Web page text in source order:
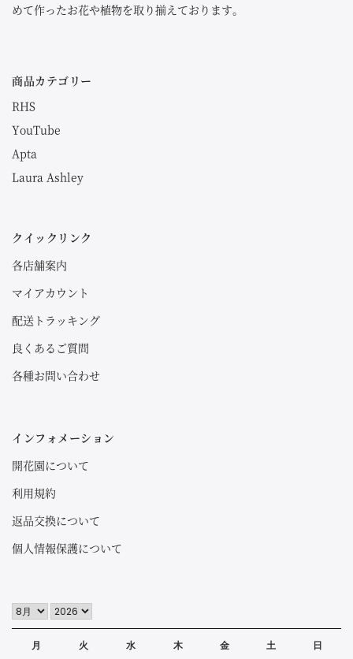
めて作ったお花や植物を取り揃えております。
商品カテゴリー
RHS
YouTube
Apta
Laura Ashley
クイックリンク
各店舗案内
マイアカウント
配送トラッキング
良くあるご質問
各種お問い合わせ
インフォメーション
開花園について
利用規約
返品交換について
個人情報保護について
月 火 水 木 金 土 日